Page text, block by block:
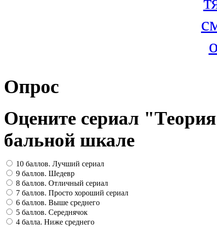
Опрос
Оцените сериал
бальной шкале
10 баллов. Лучший сериал
9 баллов. Шедевр
8 баллов. Отличный сериал
7 баллов. Просто хороший сериал
6 баллов. Выше среднего
5 баллов. Середнячок
4 балла. Ниже среднего